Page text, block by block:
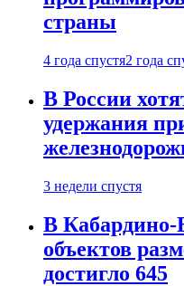
страны
4 года спустя2 года
В России
удержания
3 недели спустя
В Кабардино-
объектов
достигло 645